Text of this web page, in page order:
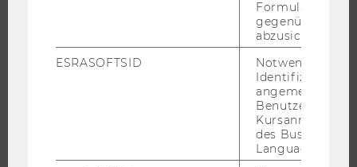
DOKTORAT / PHD
INTERNATIONALE UND INCOMING EXCHANGE STUDIERENDE
gegenüber
abzusichern.
ESRASOFTSID
Notwendig zur
Identifizierung
angemeldeten
Benutzers im
des Business
Language